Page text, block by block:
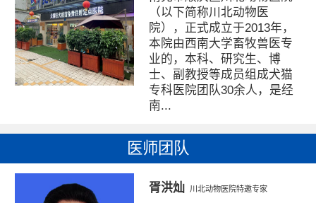
（以下简称川北动物医
院），正式成立于2013年，
本院由西南大学畜牧兽医专
业的，本科、研究生、博
士、副教授等成员组成犬猫
专科医院团队30余人，是经
南...
医师团队
胥洪灿 川北动物医院特邀专家